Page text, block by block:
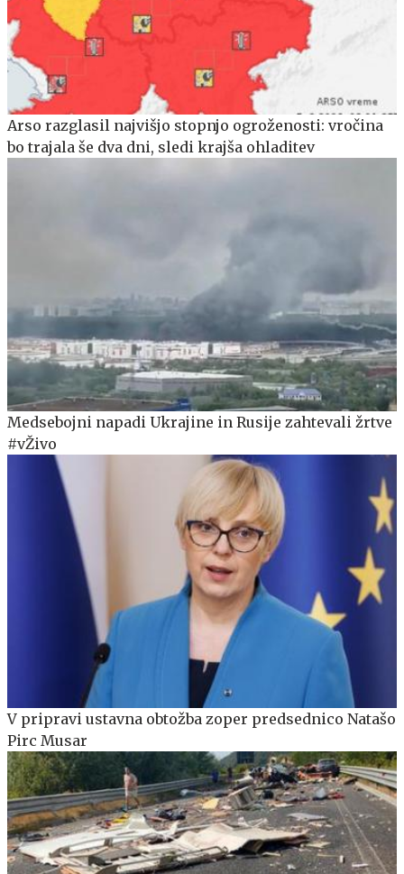
Arso razglasil najvišjo stopnjo ogroženosti: vročina
bo trajala še dva dni, sledi krajša ohladitev
Medsebojni napadi Ukrajine in Rusije zahtevali žrtve
#vŽivo
V pripravi ustavna obtožba zoper predsednico Natašo
Pirc Musar